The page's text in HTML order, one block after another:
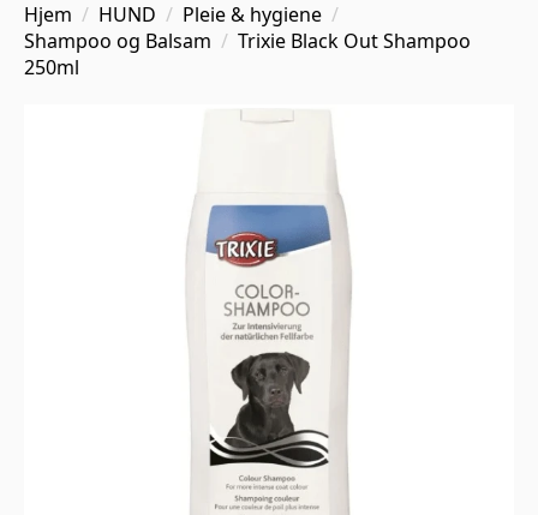
Hjem HUND
Pleie & hygiene
Shampoo og Balsam
Trixie Black Out Shampoo
250ml